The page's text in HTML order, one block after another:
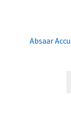
Absaar